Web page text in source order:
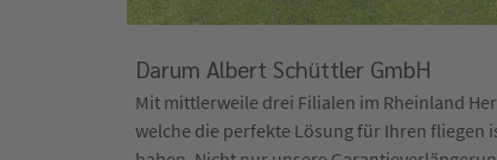
Darum Albert Schüttler GmbH
Mit mittlerweile drei Filialen im Rheinland
welche die perfekte Lösung für Ihren fliegen